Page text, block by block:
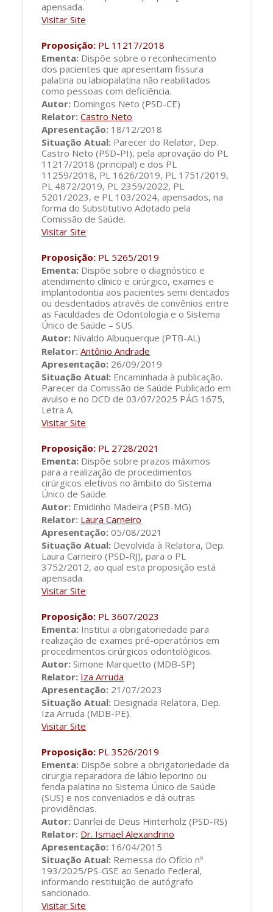
apensada.
Visitar Site
Proposição: PL 11217/2018
Ementa: Dispõe sobre o reconhecimento
dos pacientes que apresentam fissura
palatina ou labiopalatina não reabilitados
como pessoas com deficiência.
Autor: Domingos Neto (PSD-CE)
Relator:Castro Neto
Apresentação: 18/12/2018
Situação Atual: Parecer do Relator, Dep.
Castro Neto (PSD-PI), pela aprovação do PL
11217/2018 (principal) e dos PL
11259/2018, PL 1626/2019, PL 1751/2019,
PL 4872/2019, PL 2359/2022, PL
5201/2023, e PL 103/2024, apensados, na
forma do Substitutivo Adotado pela
Comissão de Saúde.
Visitar Site
Proposição: PL 5265/2019
Ementa: Dispõe sobre o diagnóstico e
atendimento clínico e cirúrgico, exames e
implantodontia aos pacientes semi dentados
ou desdentados através de convênios entre
as Faculdades de Odontologia e o Sistema
Único de Saúde – SUS.
Autor: Nivaldo Albuquerque (PTB-AL)
Relator: Antônio Andrade
Apresentação: 26/09/2019
Situação Atual: Encaminhada à publicação.
Parecer da Comissão de Saúde Publicado em
avulso e no DCD de 03/07/2025 PÁG 1675,
Letra A.
Visitar Site
Proposição: PL 2728/2021
Ementa: Dispõe sobre prazos máximos
para a realização de procedimentos
cirúrgicos eletivos no âmbito do Sistema
Único de Saúde.
Autor: Emidinho Madeira (PSB-MG)
Relator: Laura Carneiro
Apresentação: 05/08/2021
Situação Atual: Devolvida à Relatora, Dep.
Laura Carneiro (PSD-RJ), para o PL
3752/2012, ao qual esta proposição está
apensada.
Visitar Site
Proposição: PL 3607/2023
Ementa: Institui a obrigatoriedade para
realização de exames pré-operatórios em
procedimentos cirúrgicos odontológicos.
Autor: Simone Marquetto (MDB-SP)
Relator: Iza Arruda
Apresentação: 21/07/2023
Situação Atual: Designada Relatora, Dep.
Iza Arruda (MDB-PE).
Visitar Site
Proposição: PL 3526/2019
Ementa: Dispõe sobre a obrigatoriedade da
cirurgia reparadora de lábio leporino ou
fenda palatina no Sistema Único de Saúde
(SUS) e nos conveniados e dá outras
providências.
Autor: Danrlei de Deus Hinterholz (PSD-RS)
Relator: Dr. Ismael Alexandrino
Apresentação: 16/04/2015
Situação Atual: Remessa do Ofício nº
193/2025/PS-GSE ao Senado Federal,
informando restituição de autógrafo
sancionado.
Visitar Site